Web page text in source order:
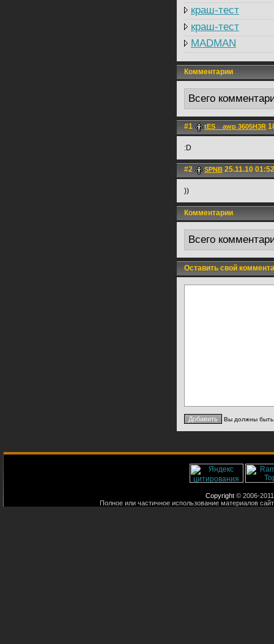
краш-тест
краш-тест
MADMAN
Комментарии
Всего
#1 tES__awp 3605H3R
:D
#2 SPNB 25.11.10 01:52
))
Комментарии
Всего
Оставить свой
Вы должны
Copyright © 2006-
Полное или частичное использование материалов